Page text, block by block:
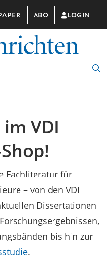
ABO LOGIN
VDI
Fachliteratur für
– von den VDI
Dissertationen
bis hin zur
.